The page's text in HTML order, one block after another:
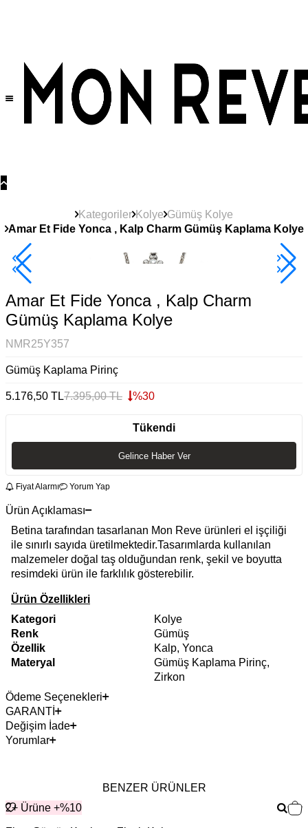
Kategoriler Kolye Gümüş Kolye
Amar Et Fide Yonca , Kalp Charm Gümüş Kaplama Kolye
2+ Ürüne +%10
Amar Et Fide Yonca , Kalp Charm
Gümüş Kaplama Kolye
NMR25Y357
Gümüş Kaplama Pirinç
5.176,50 TL7.395,00TL %30
Tükendi
Gelince Haber Ver
Fiyat Alarmı Yorum Yap
Ürün Açıklaması
Betina tarafından tasarlanan Mon Reve ürünleri el işçiliği
ile sınırlı sayıda üretilmektedir.Tasarımlarda kullanılan
malzemeler doğal taş olduğundan renk, şekil ve boyutta
resimdeki ürün ile farklılık gösterebilir.
Ürün Özellikleri
Kategori
Kolye
Renk
Gümüş
Özellik
Kalp, Yonca
Materyal
Gümüş Kaplama Pirinç,
Zirkon
Ödeme Seçenekleri
GARANTİ
Değişim İade
Yorumlar
BENZER ÜRÜNLER
2+ Ürüne +%10